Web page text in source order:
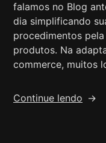
falamos no Blog
dia simplificando
procedimentos
produtos. Na
commerce, muitos
Continue lendo